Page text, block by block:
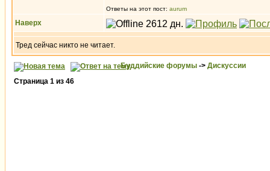
Ответы на этот пост: aurum
Наверх
Тред сейчас никто не читает.
Буддийские форумы -> Дискуссии
Страница 1 из 46